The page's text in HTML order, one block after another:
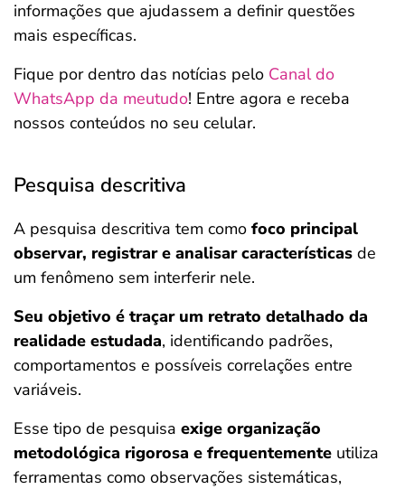
informações que ajudassem a definir questões
mais específicas.
Fique por dentro das notícias pelo Canal do
WhatsApp da meutudo! Entre agora e receba
nossos conteúdos no seu celular.
Pesquisa descritiva
A pesquisa descritiva tem como foco principal
observar, registrar e analisar características de
um fenômeno sem interferir nele.
Seu objetivo é traçar um retrato detalhado da
realidade estudada, identificando padrões,
comportamentos e possíveis correlações entre
variáveis.
Esse tipo de pesquisa exige organização
metodológica rigorosa e frequentemente utiliza
ferramentas como observações sistemáticas,